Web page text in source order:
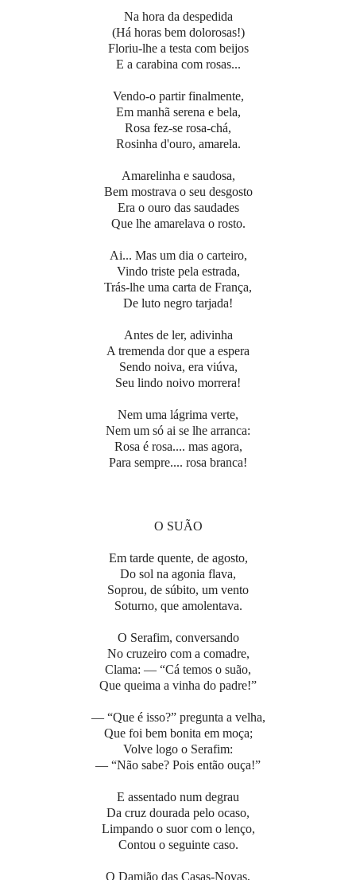
Na hora da despedida
(Há horas bem dolorosas!)
Floriu-lhe a testa com beijos
E a carabina com rosas...
Vendo-o partir finalmente,
Em manhã serena e bela,
Rosa fez-se rosa-chá,
Rosinha d'ouro, amarela.
Amarelinha e saudosa,
Bem mostrava o seu desgosto
Era o ouro das saudades
Que lhe amarelava o rosto.
Ai... Mas um dia o carteiro,
Vindo triste pela estrada,
Trás-lhe uma carta de França,
De luto negro tarjada!
Antes de ler, adivinha
A tremenda dor que a espera
Sendo noiva, era viúva,
Seu lindo noivo morrera!
Nem uma lágrima verte,
Nem um só ai se lhe arranca:
Rosa é rosa.... mas agora,
Para sempre.... rosa branca!
O SUÃO
Em tarde quente, de agosto,
Do sol na agonia flava,
Soprou, de súbito, um vento
Soturno, que amolentava.
O Serafim, conversando
No cruzeiro com a comadre,
Clama: — “Cá temos o suão,
Que queima a vinha do padre!”
— “Que é isso?” pregunta a velha,
Que foi bem bonita em moça;
Volve logo o Serafim:
— “Não sabe? Pois então ouça!”
E assentado num degrau
Da cruz dourada pelo ocaso,
Limpando o suor com o lenço,
Contou o seguinte caso.
O Damião das Casas-Novas,